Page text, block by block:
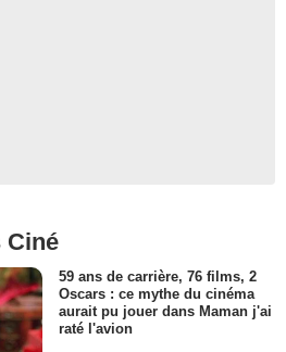
Ciné
59 ans de carrière, 76 films, 2
Oscars : ce mythe du cinéma
aurait pu jouer dans Maman j'ai
raté l'avion